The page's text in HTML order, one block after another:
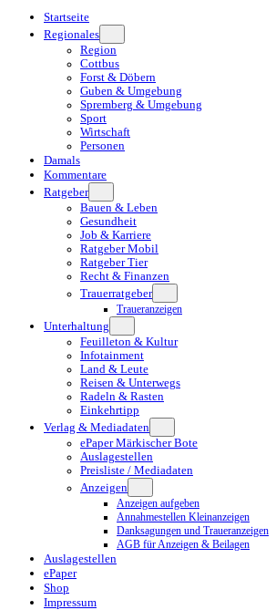
Startseite
Regionales
Region
Cottbus
Forst & Döbern
Guben & Umgebung
Spremberg & Umgebung
Sport
Wirtschaft
Personen
Damals
Kommentare
Ratgeber
Bauen & Leben
Gesundheit
Job & Karriere
Ratgeber Mobil
Ratgeber Tier
Recht & Finanzen
Trauerratgeber
Traueranzeigen
Unterhaltung
Feuilleton & Kultur
Infotainment
Land & Leute
Reisen & Unterwegs
Radeln & Rasten
Einkehrtipp
Verlag & Mediadaten
ePaper Märkischer Bote
Auslagestellen
Preisliste / Mediadaten
Anzeigen
Anzeigen aufgeben
Annahmestellen Kleinanzeigen
Danksagungen und Traueranzeigen
AGB für Anzeigen & Beilagen
Auslagestellen
ePaper
Shop
Impressum